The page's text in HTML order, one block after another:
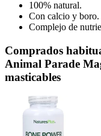
100% natural.
Con calcio y boro.
Complejo de
Comprados
Animal Parade
masticables